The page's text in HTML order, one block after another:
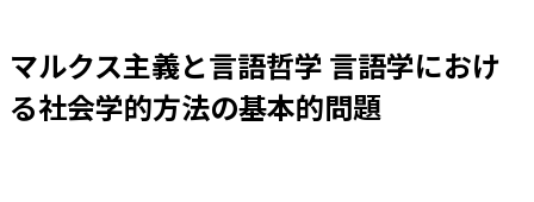
マルクス主義と言語哲学 言語学におけ
る社会学的方法の基本的問題